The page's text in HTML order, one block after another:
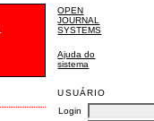
OPEN
JOURNAL
SYSTEMS
Ajuda do
sistema
USUÁRIO
Login